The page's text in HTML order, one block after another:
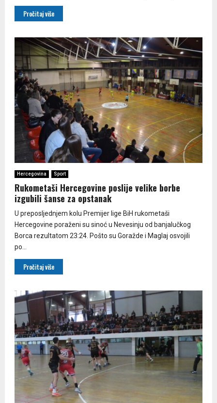
Pročitaj više
Hercegovina Sport
Rukometaši Hercegovine poslije velike borbe
izgubili šanse za opstanak
U preposljednjem kolu Premijer lige BiH rukometaši
Hercegovine poraženi su sinoć u Nevesinju od banjalučkog
Borca rezultatom 23:24. Pošto su Goražde i Maglaj osvojili
po...
Pročitaj više